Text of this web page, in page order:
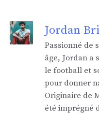
Jordan
Passionné de
âge, Jordan a
le football et
pour donner
Originaire de
été imprégné